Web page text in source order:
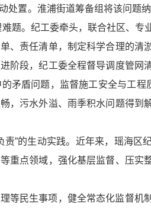
置。淮浦街道筹备组将该问题
题。纪工委牵头，联合社区、专
、责任清单，制定科学合理的清
阶段，纪工委全程督导调度管网
矛盾问题，监督施工安全与工
，污水外溢、雨季积水问题得到
”的生动实践。近年来，瑶海区
重点领域，强化基层监督、压实
等民生事项，健全常态化监督机